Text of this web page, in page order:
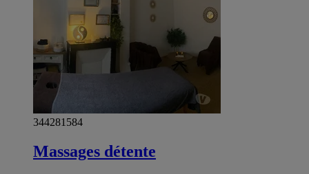
344281584
Massages détente